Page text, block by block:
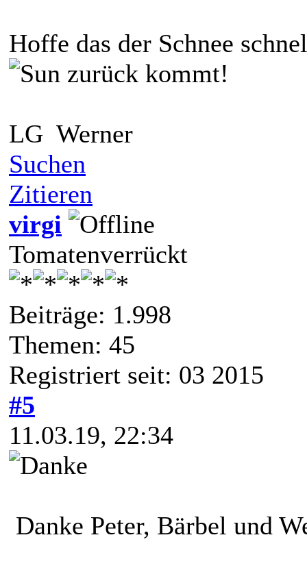
Hoffe das der Schnee
zurück kommt!
LG Werner
Suchen
Zitieren
virgi
Tomatenverrückt
Beiträge: 1.998
Themen: 45
Registriert seit: 03 2015
#5
11.03.19, 22:34
Danke Peter, Bärbel und